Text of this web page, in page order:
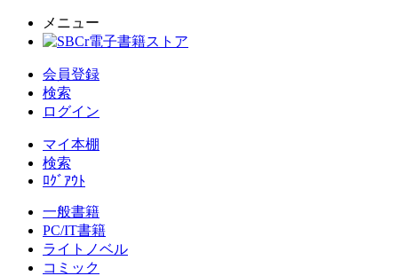
メニュー
会員登録
検索
ログイン
マイ本棚
検索
ﾛｸﾞｱｳﾄ
一般書籍
PC/IT書籍
ライトノベル
コミック